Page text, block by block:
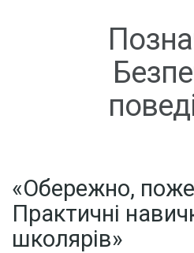
«Обережно,
Практичні
школярів»